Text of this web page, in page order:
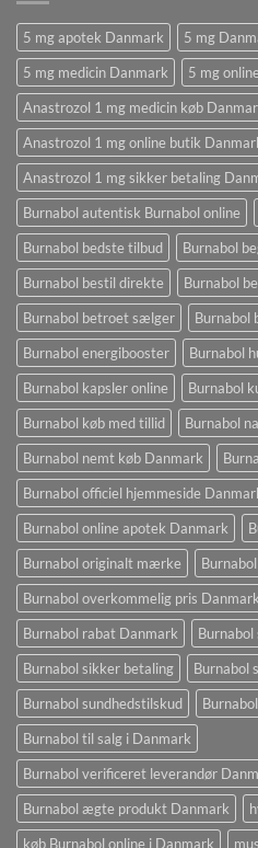
5 mg apotek Danmark 5 mg
5 mg medicin Danmark
5 mg
Anastrozol 1 mg medicin køb
Anastrozol 1 mg online butik
Anastrozol 1 mg sikker betaling
Burnabol autentisk Burnabol online
Burnabol bedste tilbud
Burnabol
Burnabol bestil direkte
Burnabol
Burnabol betroet sælger
Burnabol
Burnabol energibooster
Burnabol
Burnabol kapsler online
Burnabol
Burnabol køb med tillid
Burnabol
Burnabol nemt køb Danmark
Burnabol officiel hjemmeside
Burnabol online apotek Danmark
Burnabol originalt mærke
Burnabol overkommelig pris Danmark
Burnabol rabat Danmark
Burnabol
Burnabol sikker betaling
Burnabol
Burnabol sundhedstilskud
Burnabol til salg i Danmark
Burnabol verificeret leverandør
Burnabol ægte produkt Danmark
køb Burnabol online i Danmark